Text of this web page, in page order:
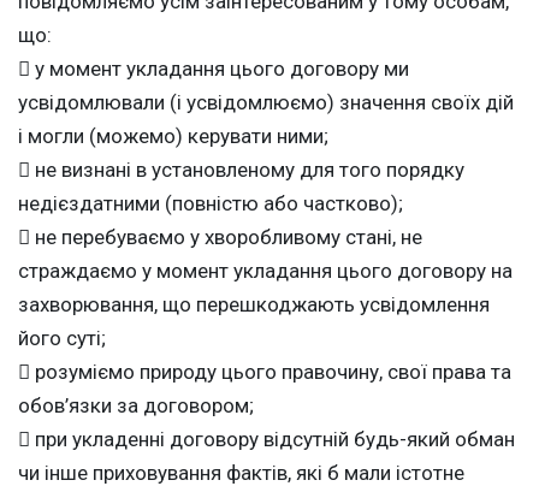
що:
 у момент укладання цього договору ми
усвідомлювали (і усвідомлюємо) значення своїх дій
і могли (можемо) керувати ними;
 не визнані в установленому для того порядку
недієздатними (повністю або частково);
 не перебуваємо у хворобливому стані, не
страждаємо у момент укладання цього договору на
захворювання, що перешкоджають усвідомлення
його суті;
 розуміємо природу цього правочину, свої права та
обов’язки за договором;
 при укладенні договору відсутній будь-який обман
чи інше приховування фактів, які б мали істотне